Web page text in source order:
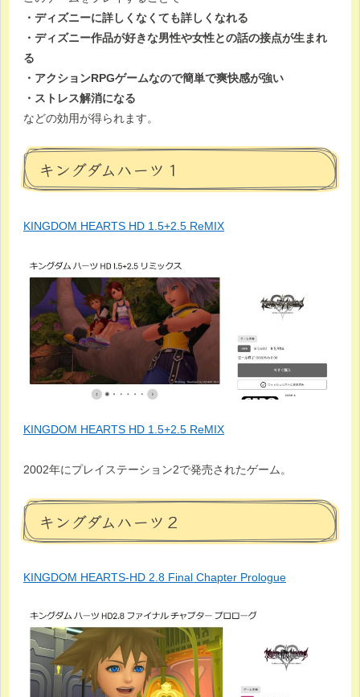
・ディズニーに詳しくなくても詳しくなれる
・ディズニー作品が好きな男性や女性との話の接点が生まれ
る
・アクションRPGゲームなので簡単で爽快感が強い
・ストレス解消になる
などの効用が得られます。
キングダムハーツ１
KINGDOM HEARTS HD 1.5+2.5 ReMIX
KINGDOM HEARTS HD 1.5+2.5 ReMIX
2002年にプレイステーション2で発売されたゲーム。
キングダムハーツ２
KINGDOM HEARTS-HD 2.8 Final Chapter Prologue